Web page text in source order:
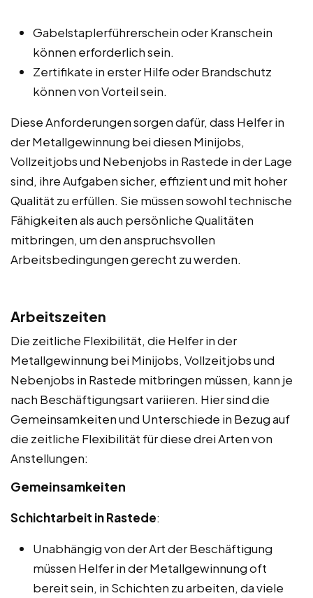
Gabelstaplerführerschein oder Kranschein
können erforderlich sein.
Zertifikate in erster Hilfe oder Brandschutz
können von Vorteil sein.
Diese Anforderungen sorgen dafür, dass Helfer in
der Metallgewinnung bei diesen Minijobs,
Vollzeitjobs und Nebenjobs in Rastede in der Lage
sind, ihre Aufgaben sicher, effizient und mit hoher
Qualität zu erfüllen. Sie müssen sowohl technische
Fähigkeiten als auch persönliche Qualitäten
mitbringen, um den anspruchsvollen
Arbeitsbedingungen gerecht zu werden.
Arbeitszeiten
Die zeitliche Flexibilität, die Helfer in der
Metallgewinnung bei Minijobs, Vollzeitjobs und
Nebenjobs in Rastede mitbringen müssen, kann je
nach Beschäftigungsart variieren. Hier sind die
Gemeinsamkeiten und Unterschiede in Bezug auf
die zeitliche Flexibilität für diese drei Arten von
Anstellungen:
Gemeinsamkeiten
Schichtarbeit in Rastede:
Unabhängig von der Art der Beschäftigung
müssen Helfer in der Metallgewinnung oft
bereit sein, in Schichten zu arbeiten, da viele